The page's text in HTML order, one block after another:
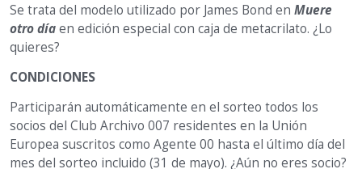
Se trata del modelo utilizado por James Bond en Muere
otro díaen edición especial con caja de metacrilato. ¿Lo
quieres?
CONDICIONES
Participarán automáticamente en el sorteo todos los
socios del Club Archivo 007 residentes en la Unión
Europea suscritos como Agente 00 hasta el último día del
mes del sorteo incluido (31 de mayo). ¿Aún no eres socio?